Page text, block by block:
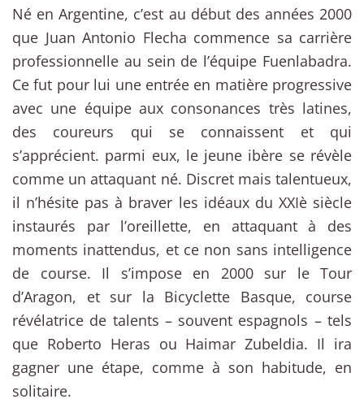
Né en Argentine, c’est au début des années 2000
que Juan Antonio Flecha commence sa carrière
professionnelle au sein de l’équipe Fuenlabadra.
Ce fut pour lui une entrée en matière progressive
avec une équipe aux consonances très latines,
des coureurs qui se connaissent et qui
s’apprécient. parmi eux, le jeune ibère se révèle
comme un attaquant né. Discret mais talentueux,
il n’hésite pas à braver les idéaux du XXIè siècle
instaurés par l’oreillette, en attaquant à des
moments inattendus, et ce non sans intelligence
de course. Il s’impose en 2000 sur le Tour
d’Aragon, et sur la Bicyclette Basque, course
révélatrice de talents – souvent espagnols – tels
que Roberto Heras ou Haimar Zubeldia. Il ira
gagner une étape, comme à son habitude, en
solitaire.